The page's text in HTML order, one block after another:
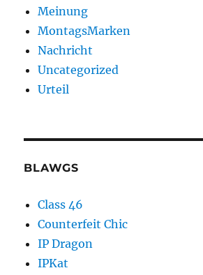
Meinung
MontagsMarken
Nachricht
Uncategorized
Urteil
BLAWGS
Class 46
Counterfeit Chic
IP Dragon
IPKat